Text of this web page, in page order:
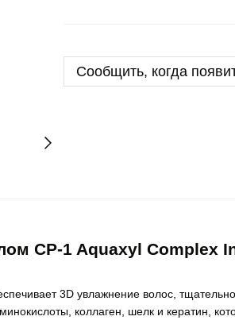
Сообщить, когда
CP-1 Aquaxyl Complex
3D увлажнение волос,
коллаген, шелк и кератин,